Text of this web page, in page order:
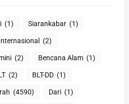
(1) Siarankabar (1)
(2)
(2) Bencana Alam (1)
(2) BLT-DD (1)
(4590) Dari (1)